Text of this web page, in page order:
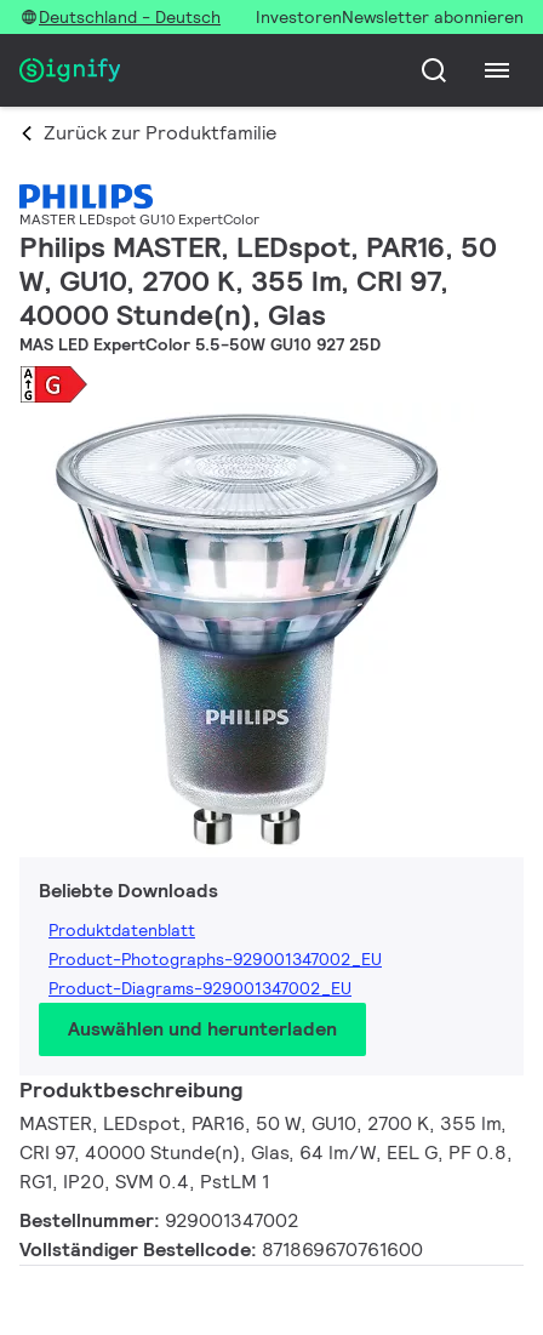
Deutschland - Deutsch InvestorenNewsletter abonnieren
Zurück zur Produktfamilie
MASTER LEDspot GU10 ExpertColor
Philips MASTER, LEDspot, PAR16, 50
W, GU10, 2700 K, 355 lm, CRI 97,
40000 Stunde(n), Glas
MAS LED ExpertColor 5.5-50W GU10 927 25D
Beliebte Downloads
Produktdatenblatt
Product-Photographs-929001347002_EU
Product-Diagrams-929001347002_EU
Auswählen und herunterladen
Produktbeschreibung
MASTER, LEDspot, PAR16, 50 W, GU10, 2700 K, 355 lm,
CRI 97, 40000 Stunde(n), Glas, 64 lm/W, EEL G, PF 0.8,
RG1, IP20, SVM 0.4, PstLM 1
Bestellnummer: 929001347002
Vollständiger Bestellcode: 871869670761600